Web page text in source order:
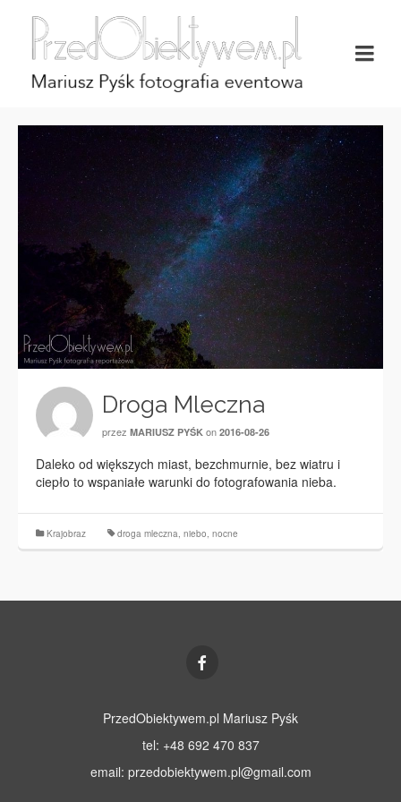
Droga Mleczna
przez MARIUSZ PYŚK on 2016-08-26
Daleko od większych miast, bezchmurnie, bez wiatru i
ciepło to wspaniałe warunki do fotografowania nieba.
Krajobraz droga mleczna, niebo, nocne
PrzedObiektywem.pl Mariusz Pyśk
tel: +48 692 470 837
email: przedobiektywem.pl@gmail.com